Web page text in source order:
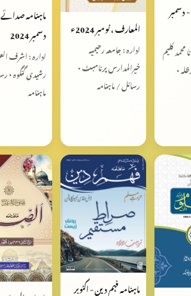
دسمبر
کلیم
•
المعارف ، نومبر 2024ء
ادارہ : جامعہ رحیمیہ
خیرالمدارس پرنامبٹ •
رسائل / ماہنامہ
ماہنامہ
دسمبر 2024
ادارہ : اشرف
رشیدی گنگوہ •
ماہنامہ
ماہنامہ فہم‌ دین - اکٹوبر